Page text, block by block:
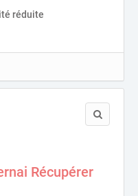
réduite
Récupérer